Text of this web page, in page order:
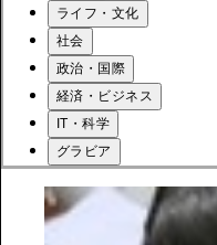
ライフ・文化
社会
政治・国際
経済・ビジネス
IT・科学
グラビア